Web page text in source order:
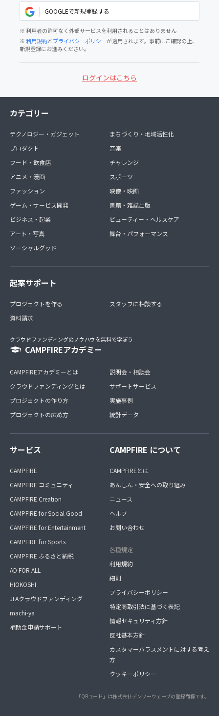
GOOGLEで新規登録する
※ 利用者の許可なく外部サービスを利用されることはありません
※利用規約とプライバシーポリシーが適用されます。事前にご確認の上、
新規登録にお進みください。
ログインはこちら
カテゴリー
テクノロジー・ガジェット
プロダクト
フード・飲食店
アニメ・漫画
ファッション
ゲーム・サービス開発
ビジネス・起業
アート・写真
ソーシャルグッド
まちづくり・地域活性化
音楽
チャレンジ
スポーツ
映像・映画
書籍・雑誌出版
ビューティー・ヘルスケア
舞台・パフォーマンス
起案サポート
プロジェクトを作る
資料請求
スタッフに相談する
クラウドファンディングのノウハウを無料で学ぼう
CAMPFIREアカデミー
CAMPFIREアカデミーとは
クラウドファンディングとは
プロジェクトの作り方
プロジェクトの広め方
説明会・相談会
サポートサービス
実施事例
統計データ
サービス
CAMPFIRE
CAMPFIRE コミュニティ
CAMPFIRE Creation
CAMPFIRE for Social Good
CAMPFIRE for Entertainment
CAMPFIRE for Sports
CAMPFIRE ふるさと納税
AD FOR ALL
HIOKOSHI
JFAクラウドファンディング
machi-ya
補助金申請サポート
CAMPFIRE について
CAMPFIREとは
あんしん・安全への取り組み
ニュース
ヘルプ
お問い合わせ
各種規定
利用規約
細則
プライバシーポリシー
特定商取引法に基づく表記
情報セキュリティ方針
反社基本方針
カスタマーハラスメントに対する考え
方
クッキーポリシー
「QRコード」は株式会社デンソーウェーブの登録商標です。